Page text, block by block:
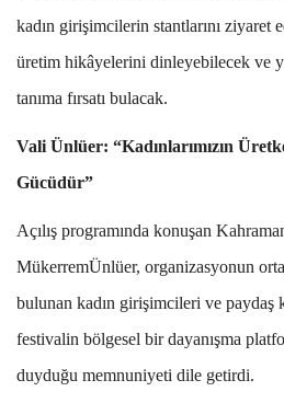
kadın girişimcilerin stantlarını ziyaret
üretim hikâyelerini dinleyebilecek ve
tanıma fırsatı bulacak.
Vali Ünlüer: “Kadınlarımızın
Gücüdür”
Açılış programında konuşan
MükerremÜnlüer, organizasyonun
bulunan kadın girişimcileri ve paydaş
festivalin bölgesel bir dayanışma
duyduğu memnuniyeti dile getirdi.